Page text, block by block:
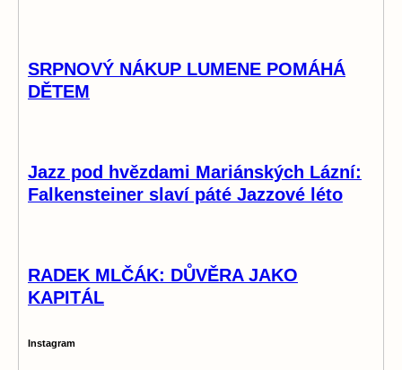
SRPNOVÝ NÁKUP LUMENE POMÁHÁ
DĚTEM
Jazz pod hvězdami Mariánských Lázní:
Falkensteiner slaví páté Jazzové léto
RADEK MLČÁK: DŮVĚRA JAKO
KAPITÁL
Instagram